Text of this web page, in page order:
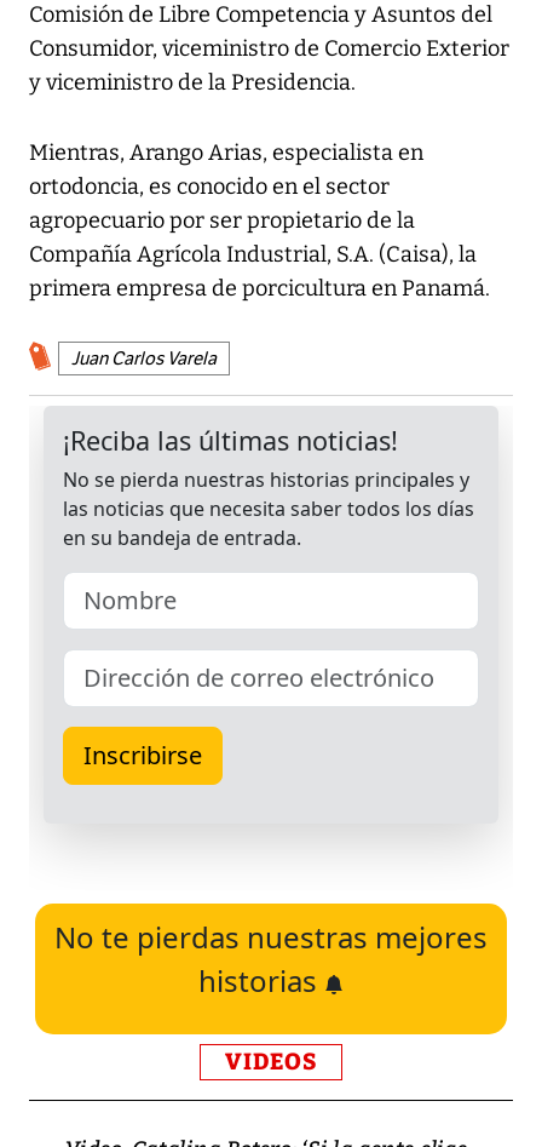
Comisión de Libre Competencia y Asuntos del
Consumidor, viceministro de Comercio Exterior
y viceministro de la Presidencia.
Mientras, Arango Arias, especialista en
ortodoncia, es conocido en el sector
agropecuario por ser propietario de la
Compañía Agrícola Industrial, S.A. (Caisa), la
primera empresa de porcicultura en Panamá.
Juan Carlos Varela
No te pierdas nuestras mejores
historias
VIDEOS